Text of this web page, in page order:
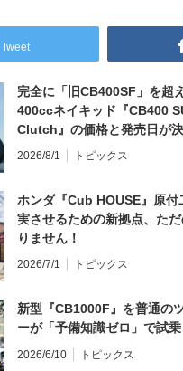
Tweet
完全に「旧CB400SF」を超
400ccネイキッド『CB400
Clutch』の価格と発売日が決
2026/8/1 トピックス
ホンダ『Cub HOUSE』原付
実させるための新拠点、た
りません！
2026/7/1 トピックス
新型『CB1000F』を普通の
ーが「予備知識ゼロ」で試乗
2026/6/10 トピックス